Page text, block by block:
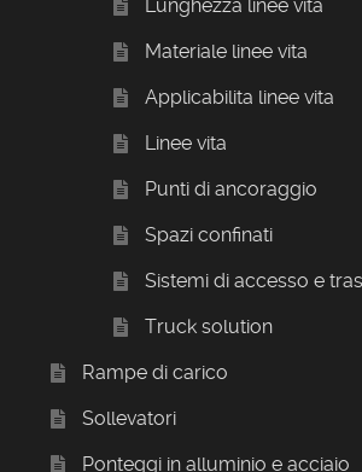
Lunghezza linee vita
Materiale linee vita
Applicabilita linee vita
Linee vita
Punti di ancoraggio
Spazi confinati
Sistemi di accesso e
Truck solution
Rampe di carico
Sollevatori
Ponteggi in alluminio e acciaio